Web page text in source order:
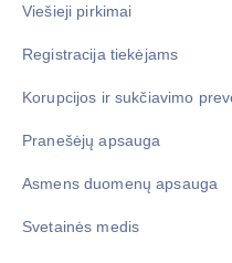
Viešieji pirkimai
Registracija tiekėjams
Korupcijos ir sukčiavimo
Pranešėjų apsauga
Asmens duomenų apsauga
Svetainės medis